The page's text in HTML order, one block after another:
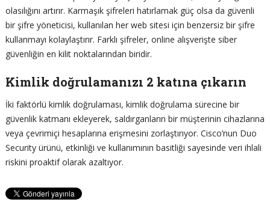
olasılığını artırır. Karmaşık şifreleri hatırlamak güç olsa da güvenli
bir şifre yöneticisi, kullanılan her web sitesi için benzersiz bir şifre
kullanmayı kolaylaştırır. Farklı şifreler, online alışverişte siber
güvenliğin en kilit noktalarından biridir.
Kimlik doğrulamanızı 2 katına çıkarın
İki faktörlü kimlik doğrulaması, kimlik doğrulama sürecine bir
güvenlik katmanı ekleyerek, saldırganların bir müşterinin cihazlarına
veya çevrimiçi hesaplarına erişmesini zorlaştırıyor. Cisco’nun Duo
Security ürünü, etkinliği ve kullanımının basitliği sayesinde veri ihlali
riskini proaktif olarak azaltıyor.